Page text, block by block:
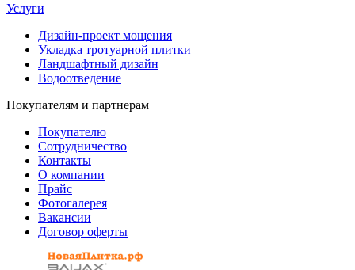
Услуги
Дизайн-проект мощения
Укладка тротуарной плитки
Ландшафтный дизайн
Водоотведение
Покупателям и партнерам
Покупателю
Сотрудничество
Контакты
О компании
Прайс
Фотогалерея
Вакансии
Договор оферты